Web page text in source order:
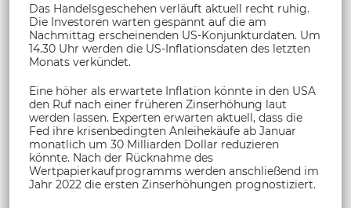
Das Handelsgeschehen verläuft aktuell recht ruhig.
Die Investoren warten gespannt auf die am
Nachmittag erscheinenden US-Konjunkturdaten. Um
14.30 Uhr werden die US-Inflationsdaten des letzten
Monats verkündet.
Eine höher als erwartete Inflation könnte in den USA
den Ruf nach einer früheren Zinserhöhung laut
werden lassen. Experten erwarten aktuell, dass die
Fed ihre krisenbedingten Anleihekäufe ab Januar
monatlich um 30 Milliarden Dollar reduzieren
könnte. Nach der Rücknahme des
Wertpapierkaufprogramms werden anschließend im
Jahr 2022 die ersten Zinserhöhungen prognostiziert.